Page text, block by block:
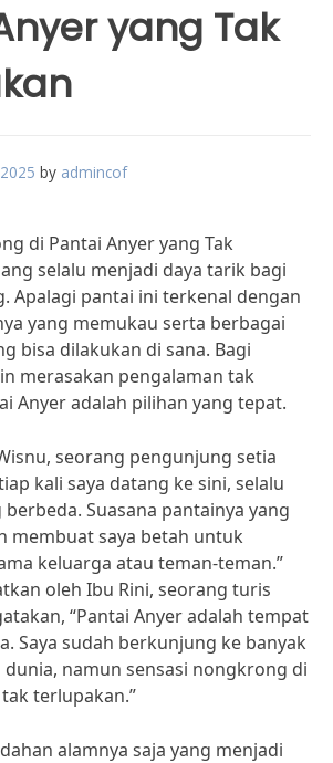
yang Tak
by admincof
di Pantai Anyer yang Tak
selalu menjadi daya tarik bagi
Apalagi pantai ini terkenal dengan
yang memukau serta berbagai
bisa dilakukan di sana. Bagi
merasakan pengalaman tak
Anyer adalah pilihan yang tepat.
seorang pengunjung setia
kali saya datang ke sini, selalu
berbeda. Suasana pantainya yang
membuat saya betah untuk
keluarga atau teman-teman.”
oleh Ibu Rini, seorang turis
“Pantai Anyer adalah tempat
Saya sudah berkunjung ke banyak
namun sensasi nongkrong di
terlupakan.”
alamnya saja yang menjadi